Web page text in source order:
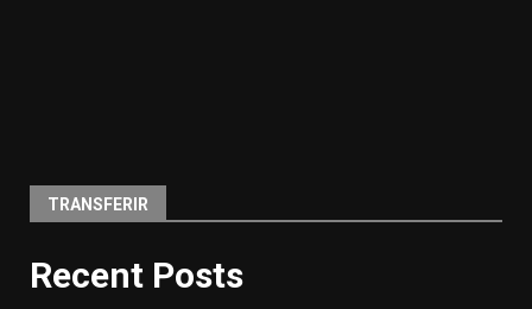
TRANSFERIR
Recent Posts